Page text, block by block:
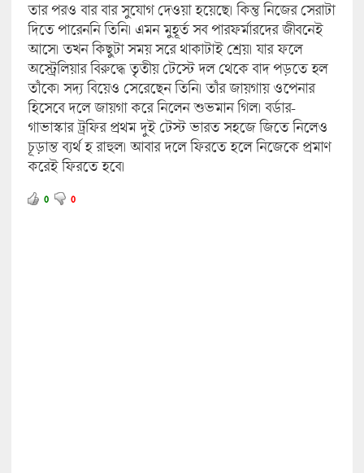
তার পরও বার বার সুযোগ দেওয়া হয়েছে। কিন্তু নিজের সেরাটা
দিতে পারেননি তিনি। এমন মুহূর্ত সব পারফর্মারদের জীবনেই
আসে। তখন কিছুটা সময় সরে থাকাটাই শ্রেয়। যার ফলে
অস্ট্রেলিয়ার বিরুদ্ধে তৃতীয় টেস্টে দল থেকে বাদ পড়তে হল
তাঁকে। সদ্য বিয়েও সেরেছেন তিনি। তাঁর জায়গায় ওপেনার
হিসেবে দলে জায়গা করে নিলেন শুভমান গিল। বর্ডার-
গাভাস্কার ট্রফির প্রথম দুই টেস্ট ভারত সহজে জিতে নিলেও
চূড়ান্ত ব্যর্থ হ রাহুল। আবার দলে ফিরতে হলে নিজেকে প্রমাণ
করেই ফিরতে হবে।
0 0